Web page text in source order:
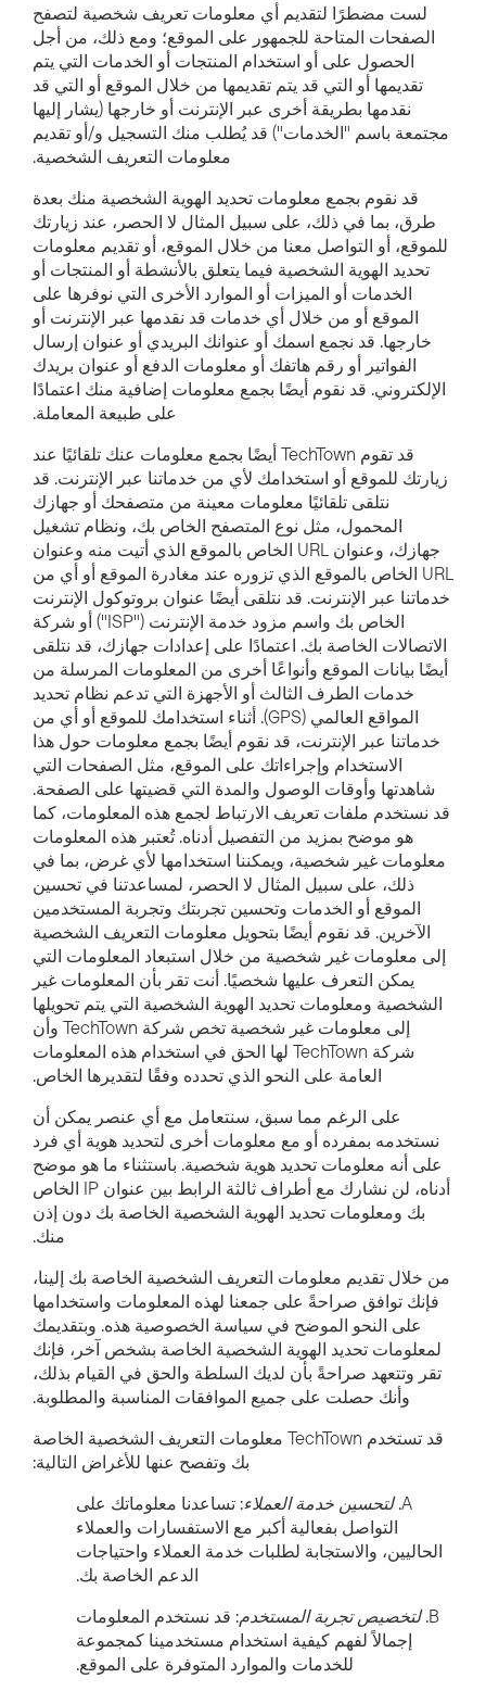
لست مضطرًا لتقديم أي معلومات تعريف شخصية لتصفح
الصفحات المتاحة للجمهور على الموقع؛ ومع ذلك، من أجل
الحصول على أو استخدام المنتجات أو الخدمات التي يتم
تقديمها أو التي قد يتم تقديمها من خلال الموقع أو التي قد
نقدمها بطريقة أخرى عبر الإنترنت أو خارجها (يشار إليها
مجتمعة باسم "الخدمات") قد يُطلب منك التسجيل و/أو تقديم
معلومات التعريف الشخصية.
قد نقوم بجمع معلومات تحديد الهوية الشخصية منك بعدة
طرق، بما في ذلك، على سبيل المثال لا الحصر، عند زيارتك
للموقع، أو التواصل معنا من خلال الموقع، أو تقديم معلومات
تحديد الهوية الشخصية فيما يتعلق بالأنشطة أو المنتجات أو
الخدمات أو الميزات أو الموارد الأخرى التي نوفرها على
الموقع أو من خلال أي خدمات قد نقدمها عبر الإنترنت أو
خارجها. قد نجمع اسمك أو عنوانك البريدي أو عنوان إرسال
الفواتير أو رقم هاتفك أو معلومات الدفع أو عنوان بريدك
الإلكتروني. قد نقوم أيضًا بجمع معلومات إضافية منك اعتمادًا
على طبيعة المعاملة.
قد تقوم TechTown أيضًا بجمع معلومات عنك تلقائيًا عند
زيارتك للموقع أو استخدامك لأي من خدماتنا عبر الإنترنت. قد
نتلقى تلقائيًا معلومات معينة من متصفحك أو جهازك
المحمول، مثل نوع المتصفح الخاص بك، ونظام تشغيل
جهازك، وعنوان URL الخاص بالموقع الذي أتيت منه وعنوان
URL الخاص بالموقع الذي تزوره عند مغادرة الموقع أو أي من
خدماتنا عبر الإنترنت. قد نتلقى أيضًا عنوان بروتوكول الإنترنت
الخاص بك واسم مزود خدمة الإنترنت ("ISP") أو شركة
الاتصالات الخاصة بك. اعتمادًا على إعدادات جهازك، قد نتلقى
أيضًا بيانات الموقع وأنواعًا أخرى من المعلومات المرسلة من
خدمات الطرف الثالث أو الأجهزة التي تدعم نظام تحديد
المواقع العالمي (GPS). أثناء استخدامك للموقع أو أي من
خدماتنا عبر الإنترنت، قد نقوم أيضًا بجمع معلومات حول هذا
الاستخدام وإجراءاتك على الموقع، مثل الصفحات التي
شاهدتها وأوقات الوصول والمدة التي قضيتها على الصفحة.
قد نستخدم ملفات تعريف الارتباط لجمع هذه المعلومات، كما
هو موضح بمزيد من التفصيل أدناه. تُعتبر هذه المعلومات
معلومات غير شخصية، ويمكننا استخدامها لأي غرض، بما في
ذلك، على سبيل المثال لا الحصر، لمساعدتنا في تحسين
الموقع أو الخدمات وتحسين تجربتك وتجربة المستخدمين
الآخرين. قد نقوم أيضًا بتحويل معلومات التعريف الشخصية
إلى معلومات غير شخصية من خلال استبعاد المعلومات التي
يمكن التعرف عليها شخصيًا. أنت تقر بأن المعلومات غير
الشخصية ومعلومات تحديد الهوية الشخصية التي يتم تحويلها
إلى معلومات غير شخصية تخص شركة TechTown وأن
شركة TechTown لها الحق في استخدام هذه المعلومات
العامة على النحو الذي تحدده وفقًا لتقديرها الخاص.
على الرغم مما سبق، سنتعامل مع أي عنصر يمكن أن
نستخدمه بمفرده أو مع معلومات أخرى لتحديد هوية أي فرد
على أنه معلومات تحديد هوية شخصية. باستثناء ما هو موضح
أدناه، لن نشارك مع أطراف ثالثة الرابط بين عنوان IP الخاص
بك ومعلومات تحديد الهوية الشخصية الخاصة بك دون إذن
منك.
من خلال تقديم معلومات التعريف الشخصية الخاصة بك إلينا،
فإنك توافق صراحةً على جمعنا لهذه المعلومات واستخدامها
على النحو الموضح في سياسة الخصوصية هذه. وبتقديمك
لمعلومات تحديد الهوية الشخصية الخاصة بشخص آخر، فإنك
تقر وتتعهد صراحةً بأن لديك السلطة والحق في القيام بذلك،
وأنك حصلت على جميع الموافقات المناسبة والمطلوبة.
قد تستخدم TechTown معلومات التعريف الشخصية الخاصة
بك وتفصح عنها للأغراض التالية:
لتحسين خدمة العملاء: تساعدنا معلوماتك على
التواصل بفعالية أكبر مع الاستفسارات والعملاء
الحاليين، والاستجابة لطلبات خدمة العملاء واحتياجات
الدعم الخاصة بك.
لتخصيص تجربة المستخدم: قد نستخدم المعلومات
إجمالاً لفهم كيفية استخدام مستخدمينا كمجموعة
للخدمات والموارد المتوفرة على الموقع.